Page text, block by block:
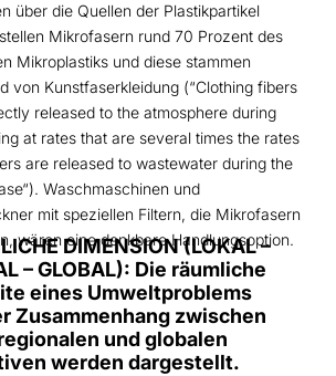
über die Quellen der Plastikpartikel
Mikrofasern rund 70 Prozent des
Mikroplastiks und diese stammen
von Kunstfaserkleidung (“Clothing fibers
released to the atmosphere during
at rates that are several times the rates
are released to wastewater during the
Waschmaschinen und
mit speziellen Filtern, die Mikrofasern
wären eine denkbare Handlungsoption.
DIMENSION (LOKAL –
– GLOBAL): Die räumliche
eines Umweltproblems
Zusammenhang zwischen
und globalen
werden dargestellt.